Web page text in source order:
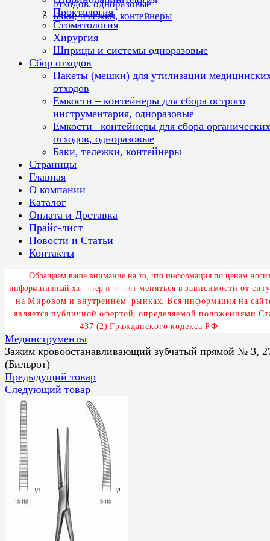
отходов, одноразовые
Баки, тележки, контейнеры
Проктология
Стоматология
Хирургия
Шприцы и системы одноразовые
Сбор отходов
Пакеты (мешки) для утилизации
отходов
Емкости – контейнеры для сбора острого
инструментария, одноразовые
Емкости –контейнеры для сбора органических
отходов, одноразовые
Баки, тележки, контейнеры
Страницы
Главная
О компании
Каталог
Оплата и Доставка
Прайс-лист
Новости и Статьи
Контакты
Обращаем ваше внимание на то, что информация по ценам носи
информативный хар ктер и м ожет меняться в зависимости от ситу
на Мировом и внутреннем рынках. Вся информация на сайт
является публичной офертой, определяемой положениями Ст
437 (2) Гражданского кодекса РФ.
Мединструменты
Зажим кровоостанавливающий зубчатый прямой № 3,
(Бильрот)
Предыдущий товар
Следующий товар